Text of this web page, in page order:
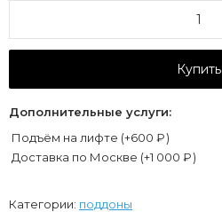
Купить
Дополнительные услуги:
Подъём на лифте (+600 ₽)
Доставка по Москве (+1 000 ₽)
Категории: поддоны